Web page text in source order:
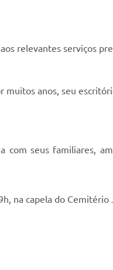
relevantes serviços
anos, seu
seus familiares,
na capela do Cemitério